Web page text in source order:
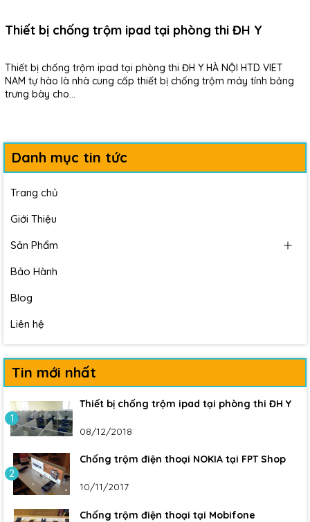
Thiết bị chống trộm ipad tại phòng thi ĐH Y
Thiết bị chống trộm ipad tại phòng thi ĐH Y HÀ NỘI HTD VIET
NAM tự hào là nhà cung cấp thiết bị chống trộm máy tính bảng
trưng bày cho...
Danh mục tin tức
Trang chủ
Giới Thiệu
Sản Phẩm
Bảo Hành
Blog
Liên hệ
Tin mới nhất
1
Thiết bị chống trộm ipad tại phòng thi ĐH Y
08/12/2018
2
Chống trộm điện thoại NOKIA tại FPT Shop
10/11/2017
Chống trộm điện thoại tại Mobifone